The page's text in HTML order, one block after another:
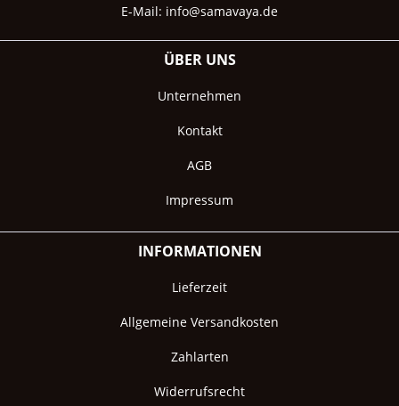
E-Mail: info@samavaya.de
ÜBER UNS
Unternehmen
Kontakt
AGB
Impressum
INFORMATIONEN
Lieferzeit
Allgemeine Versandkosten
Zahlarten
Widerrufsrecht